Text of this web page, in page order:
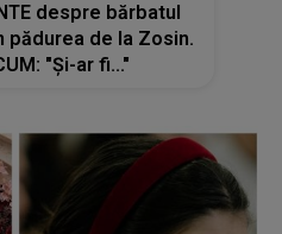
despre bărbatul
pădurea de la Zosin.
"Și-ar fi..."